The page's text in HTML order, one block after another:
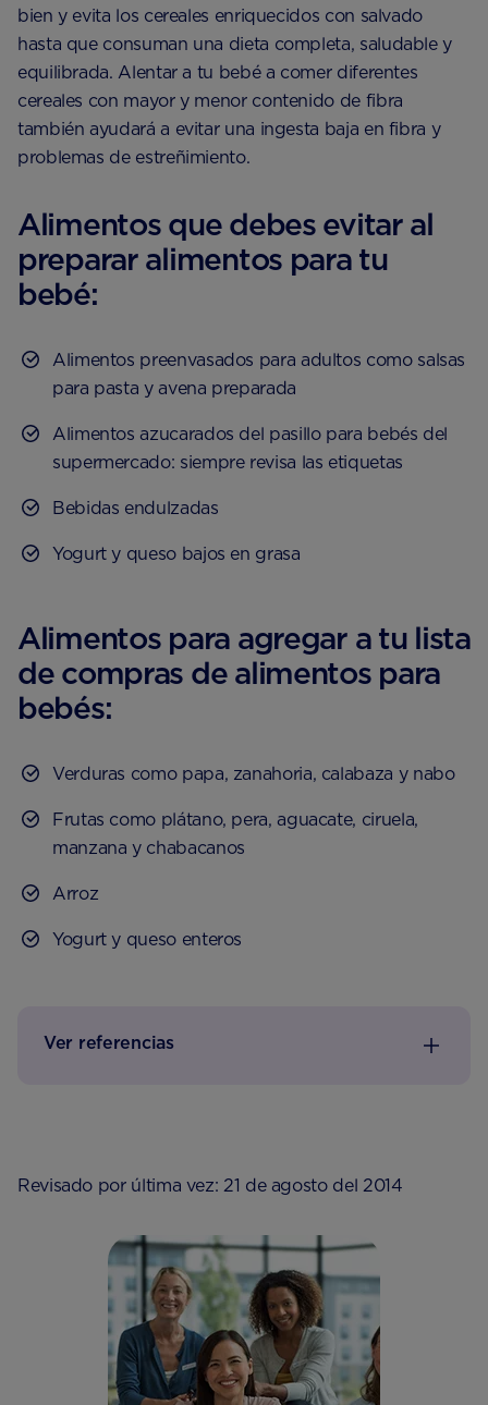
bien y evita los cereales enriquecidos con salvado
hasta que consuman una dieta completa, saludable y
equilibrada. Alentar a tu bebé a comer diferentes
cereales con mayor y menor contenido de fibra
también ayudará a evitar una ingesta baja en fibra y
problemas de estreñimiento.
Alimentos que debes evitar al
preparar alimentos para tu
bebé:
Alimentos preenvasados para adultos ​​como salsas
para pasta y avena preparada
Alimentos azucarados del pasillo para bebés del
supermercado: siempre revisa las etiquetas
Bebidas endulzadas
Yogurt y queso bajos en grasa
Alimentos para agregar a tu lista
de compras de alimentos para
bebés:
Verduras como papa, zanahoria, calabaza y nabo
Frutas como plátano, pera, aguacate, ciruela,
manzana y chabacanos
Arroz
Yogurt y queso enteros
Ver referencias
Revisado por última vez: 21 de agosto del 2014